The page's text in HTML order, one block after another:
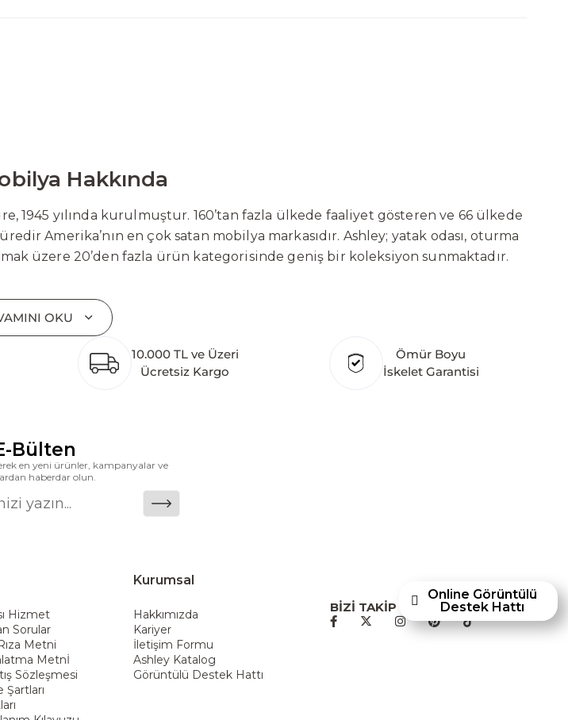
Hakkında
yılında kurulmuştur. 160’tan fazla ülkede faaliyet gösteren ve 66 ülkede
Amerika’nın en çok satan mobilya markasıdır. Ashley; yatak odası, oturma
üzere 20’den fazla ürün kategorisinde geniş bir koleksiyon sunmaktadır.
Marka; sadece mevcut başarılarına değil, aynı zamanda gelecekte
benimsemektedir. Türkiye’deki yatırımları kapsamında, Kayseri Serbest
tamamlanmıştır. Ashley Furniture’ın hedefi; Türkiye merkezli bir üretim üssü
Dünya genelinde 7 farklı ülkede üretim tesisine sahip olan markanın
bir değer yaratmaktadır. Ashley Furniture Homestore; Türkiye’de üretilecek
mağazacılığı bir araya getiren Ashley Furniture Homestore, 80 yılı aşkın
konforu her eve taşımak amacıyla Türkiye’de faaliyet göstermektedir."
OKU
10.000 TL ve Üzeri
Ücretsiz Kargo
Ömür Boyu
İskelet Garantisi
Bülten
en yeni ürünler, kampanyalar ve
haberdar olun.
Hizmet
Sorular
Metni
Metnİ
Sözleşmesi
Şartları
Kurumsal
Hakkımızda
Kariyer
İletişim Formu
Ashley Katalog
Görüntülü Destek Hattı
BİZİ TAKİP EDİN
Online Görüntülü
Destek Hattı